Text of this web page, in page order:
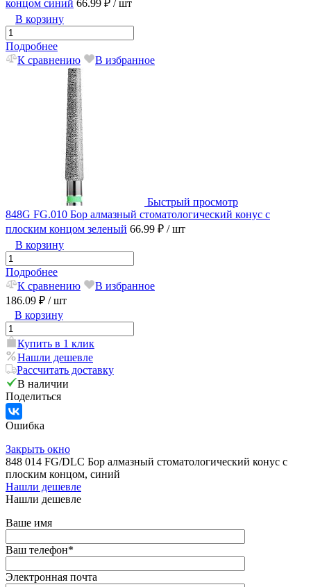
концом синий 66.99 ₽ / шт
В корзину
Подробнее
К сравнению
В избранное
Быстрый просмотр
848G FG.010 Бор алмазный стоматологический конус с
плоским концом зеленый 66.99 ₽ / шт
В корзину
Подробнее
К сравнению
В избранное
186.09 ₽ / шт
В корзину
Купить в 1 клик
Нашли дешевле
Рассчитать доставку
В наличии
Поделиться
Ошибка
Закрыть окно
848 014 FG/DLC Бор алмазный стоматологический конус с
плоским концом, синий
Нашли дешевле
Нашли дешевле
Ваше имя
Ваш телефон*
Электронная почта